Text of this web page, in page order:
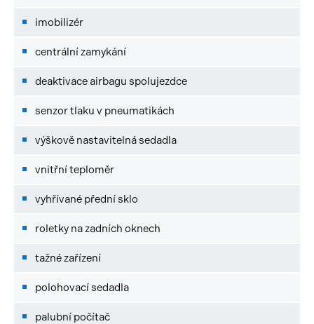
imobilizér
centrální zamykání
deaktivace airbagu spolujezdce
senzor tlaku v pneumatikách
výškově nastavitelná sedadla
vnitřní teploměr
vyhřívané přední sklo
roletky na zadních oknech
tažné zařízení
polohovací sedadla
palubní počítač